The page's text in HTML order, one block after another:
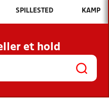
Hvad vil du søge efter?
OG NYHEDER
KLUBBER OG
SPILLESTED KAMP
et hold